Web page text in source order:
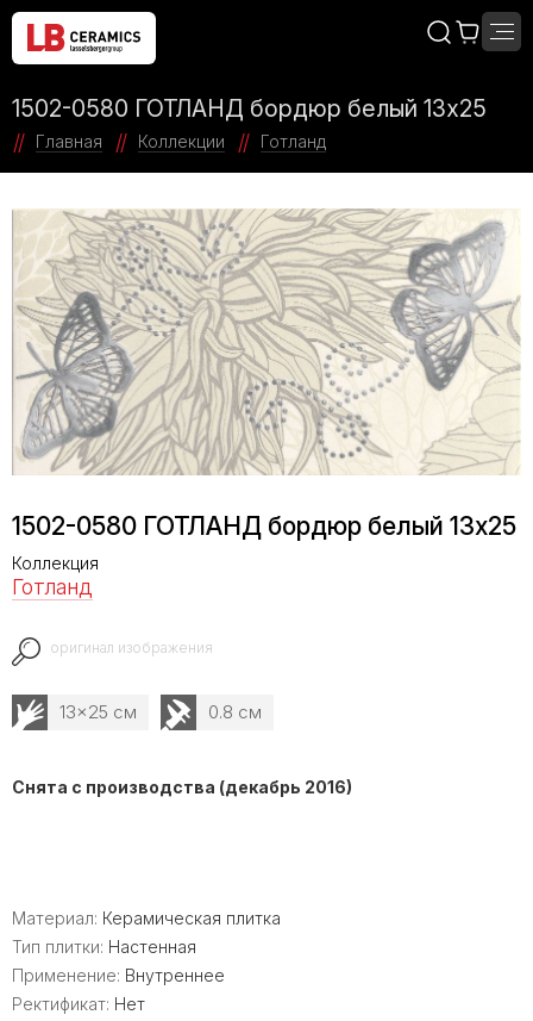
1502-0580 ГОТЛАНД бордюр белый 13х25
Главная Коллекции Готланд
1502-0580 ГОТЛАНД бордюр белый 13х25
Коллекция
Готланд
оригинал изображения
13x25 см 0.8 см
Снята с производства (декабрь 2016)
Материал: Керамическая плитка
Тип плитки: Настенная
Применение: Внутреннее
Ректификат: Нет